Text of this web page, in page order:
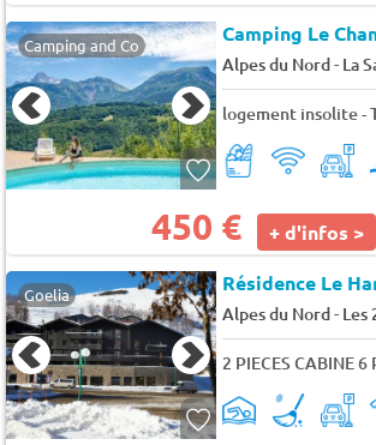
Camping and Co Camping Le
Alpes du Nord- La
logement insolite -
450 € + d'infos >
Goelia Résidence Le
Alpes du Nord- Les
2 PIECES CABINE 6